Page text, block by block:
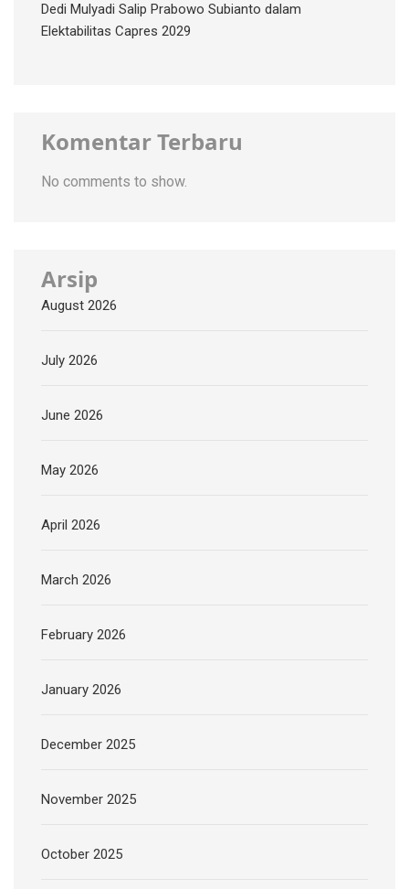
Dedi Mulyadi Salip Prabowo Subianto dalam
Elektabilitas Capres 2029
Komentar Terbaru
No comments to show.
Arsip
August 2026
July 2026
June 2026
May 2026
April 2026
March 2026
February 2026
January 2026
December 2025
November 2025
October 2025